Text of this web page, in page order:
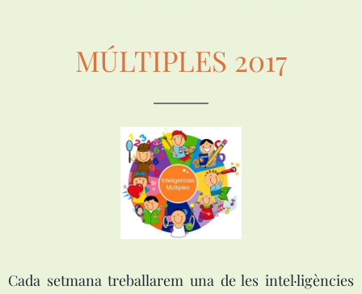
MÚLTIPLES 2017
Cada setmana treballarem una de les intel·ligències